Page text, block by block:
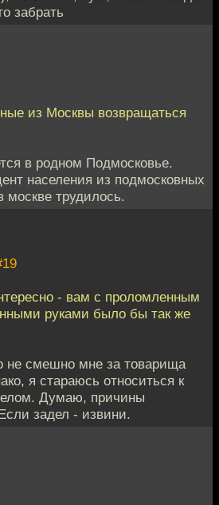
забрать
из Москвы возвращаться
в родном Подмосковье.
населения из подмосковных
москве трудилось.
- вам с проломленным
руками было бы так же
не смешно мне за товарища
я стараюсь относиться к
Думаю, причины
задел - извини.